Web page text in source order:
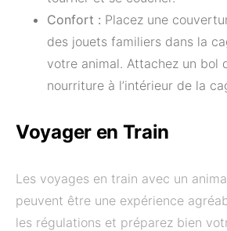
Confort : Placez une
des jouets familiers dans la
votre animal. Attachez un bol
nourriture à l’intérieur de la
Voyager en Train
Les voyages en train avec un
peuvent être une expérience
les régulations et préparez bien